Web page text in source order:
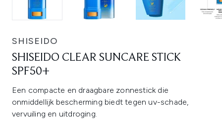
SHISEIDO
SHISEIDO CLEAR SUNCARE STICK
SPF50+
Een compacte en draagbare zonnestick die
onmiddellijk bescherming biedt tegen uv-schade,
vervuiling en uitdroging.